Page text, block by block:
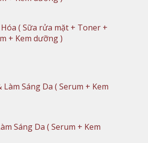
( Sữa rửa mặt + Toner +
+ Kem dưỡng )
Sáng Da ( Serum + Kem